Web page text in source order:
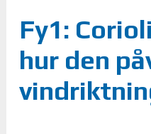
Fy1:
hur den